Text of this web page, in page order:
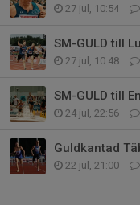
27 jul, 10:54
SM-GULD till
27 jul, 10:48
SM-GULD till
24 jul, 22:56
22 jul, 21:00